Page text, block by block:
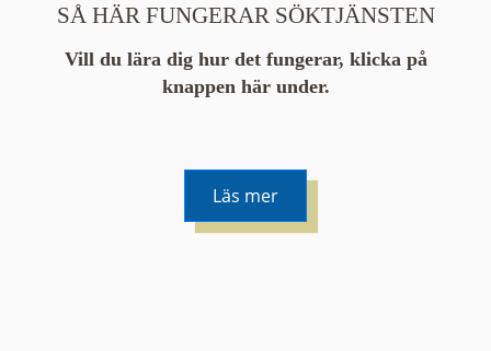
SÅ HÄR FUNGERAR SÖKTJÄNSTEN
Vill du lära dig hur det fungerar, klicka på
knappen här under.
Läs mer